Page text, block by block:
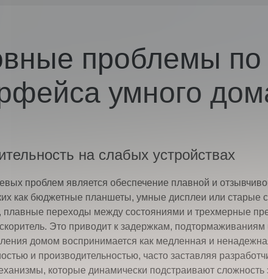
проблемы
умного
на слабых устройствах
проблем является обеспечение плавной и
как бюджетные планшеты, умные дисплеи или
плавные переходы между состояниями и трехмерные
Это приводит к задержкам, подтормаживаниям
домом воспринимается как медленная и
и производительностью, часто заставляя
которые динамически подстраивают сложность